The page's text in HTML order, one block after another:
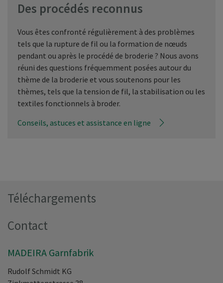
Des procédés reconnus
Vous êtes confronté régulièrement à des problèmes
tels que la rupture de fil ou la formation de nœuds
pendant ou après le procédé de broderie ? Nous avons
réuni des questions fréquemment posées autour du
thème de la broderie et vous soutenons pour les
thèmes, tels que la tension de fil, la stabilisation ou les
textiles fonctionnels à broder.
Conseils, astuces et assistance en ligne
Téléchargements
Contact
MADEIRA Garnfabrik
Rudolf Schmidt KG